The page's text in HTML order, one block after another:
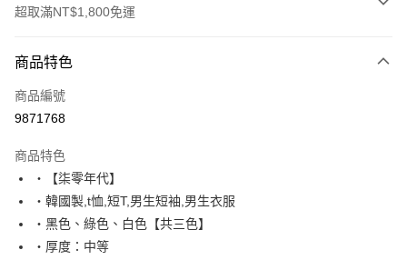
超取滿NT$1,800免運
信用卡一次付款
超商取貨付款
Apple Pay
街口支付
悠遊付
商品特色
商品編號
9871768
商品特色
‧【柒零年代】
‧韓國製,t恤,短T,男生短袖,男生衣服
‧黑色、綠色、白色【共三色】
‧厚度：中等